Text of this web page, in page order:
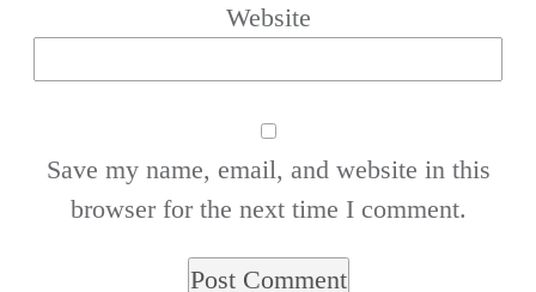
Website
Save my name, email, and website in this
browser for the next time I comment.